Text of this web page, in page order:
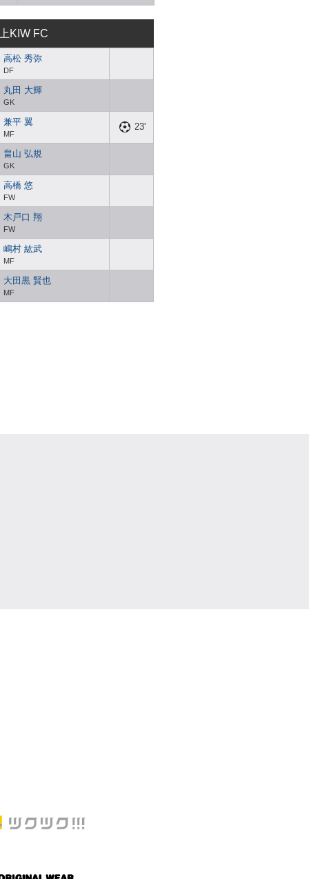
KIW FC
高松 秀弥
DF
丸田 大輝
GK
兼平 翼
MF
23'
畠山 弘規
GK
高橋 悠
FW
木戸口 翔
FW
嶋村 紘武
MF
大田黒 賢也
MF